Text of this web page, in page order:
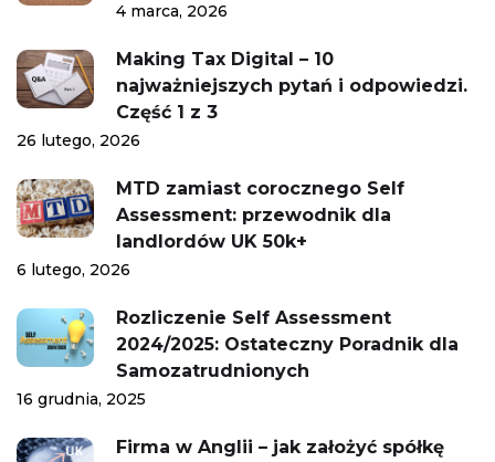
4 marca, 2026
Making Tax Digital – 10
najważniejszych pytań i odpowiedzi.
Część 1 z 3
26 lutego, 2026
MTD zamiast corocznego Self
Assessment: przewodnik dla
landlordów UK 50k+
6 lutego, 2026
Rozliczenie Self Assessment
2024/2025: Ostateczny Poradnik dla
Samozatrudnionych
16 grudnia, 2025
Firma w Anglii – jak założyć spółkę